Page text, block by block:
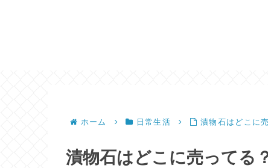
ホーム 日常生活 漬物石はどこに
漬物石はどこに売ってる